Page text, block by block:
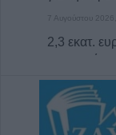
7 Αυγούστου
2,3 εκατ.
φοιτητική
Θεσσαλίας
7 Αυγούστου
Υπεγράφη